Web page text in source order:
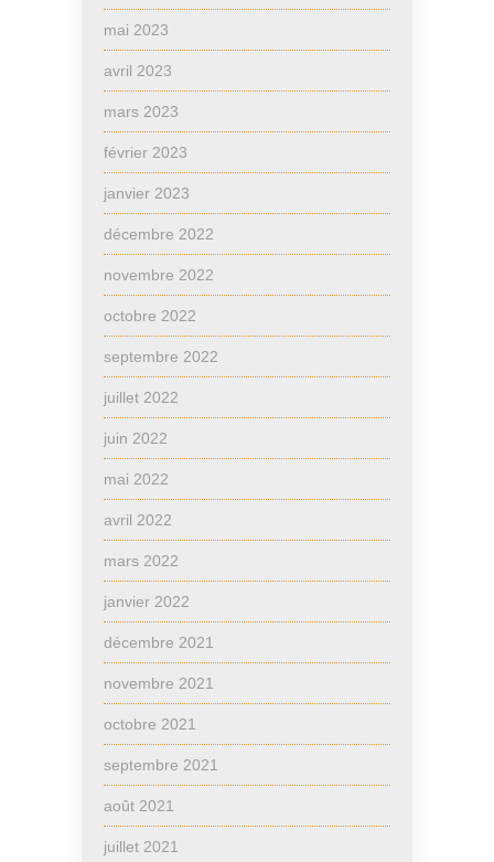
mai 2023
avril 2023
mars 2023
février 2023
janvier 2023
décembre 2022
novembre 2022
octobre 2022
septembre 2022
juillet 2022
juin 2022
mai 2022
avril 2022
mars 2022
janvier 2022
décembre 2021
novembre 2021
octobre 2021
septembre 2021
août 2021
juillet 2021